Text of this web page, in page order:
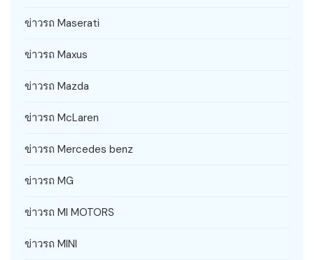
ข่าวรถ Maserati
ข่าวรถ Maxus
ข่าวรถ Mazda
ข่าวรถ McLaren
ข่าวรถ Mercedes benz
ข่าวรถ MG
ข่าวรถ MI MOTORS
ข่าวรถ MINI